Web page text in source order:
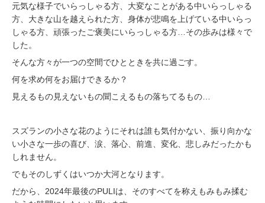
元気な様子でいらっしゃる方、大変なことがある中いらっしゃる
方、大きな山を越えられた方、身体が悲鳴を上げている中いらっ
しゃる方、頑張ったご褒美にいらっしゃる方…その歩みは様々で
した。
そんな方々が一つの空間でひとときを共に過ごす。
何を求め何をお届けできるか？
見えるもの見えないもの聞こえるもの落ちてるもの…
スズランの小さな花のようにそれは誰も気付かない、振り向かな
い小さな一歩の喜び、涙、落心、前進、変化、悲しみだったかも
しれません。
でもそのしずくはいつか大河となります。
だから、2024年最後のPULIは、そのすべてを称えもみもみ揉む